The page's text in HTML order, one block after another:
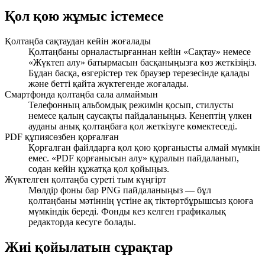
Қол қою жұмыс істемесе
Қолтаңба сақтаудан кейін жоғалады
Қолтаңбаны орналастырғаннан кейін «Сақтау» немесе
«Жүктеп алу» батырмасын басқаныңызға көз жеткізіңіз.
Бұдан басқа, өзгерістер тек браузер терезесінде қалады
және бетті қайта жүктегенде жоғалады.
Смартфонда қолтаңба сала алмаймын
Телефонның альбомдық режимін қосып, стилусты
немесе қалың саусақты пайдаланыңыз. Кенептің үлкен
ауданы анық қолтаңбаға қол жеткізуге көмектеседі.
PDF құпиясөзбен қорғалған
Қорғалған файлдарға қол қою қорғанысты алмай мүмкін
емес. «PDF қорғанысын алу» құралын пайдаланып,
содан кейін құжатқа қол қойыңыз.
Жүктелген қолтаңба суреті тым күңгірт
Мөлдір фоны бар PNG пайдаланыңыз — бұл
қолтаңбаны мәтіннің үстіне ақ тіктөртбұрышсыз қоюға
мүмкіндік береді. Фонды кез келген графикалық
редакторда кесуге болады.
Жиі қойылатын сұрақтар